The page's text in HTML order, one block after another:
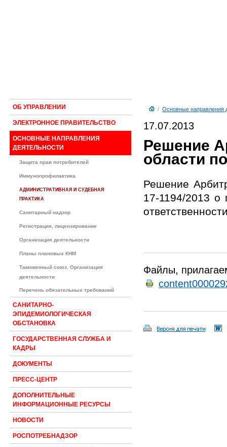
ОБ УПРАВЛЕНИИ
ЭЛЕКТРОННОЕ ПРАВИТЕЛЬСТВО
ОСНОВНЫЕ НАПРАВЛЕНИЯ
ДЕЯТЕЛЬНОСТИ
Защита прав потребителей
Иммунопрофилактика
АДМИНИСТРАТИВНАЯ И СУДЕБНАЯ
ПРАКТИКА
Санитарный надзор
Регистрация, лицензирование
Организация деятельности
Планы плановых КНМ
Таможенный союз. Организация
деятельности
Перечень обязательных требований
САНИТАРНО-
ЭПИДЕМИОЛОГИЧЕСКАЯ
ОБСТАНОВКА
ГОСУДАРСТВЕННАЯ СЛУЖБА И
КАДРЫ
ДОКУМЕНТЫ
ПРЕСС-ЦЕНТР
ДОПОЛНИТЕЛЬНЫЕ
ИНФОРМАЦИОННЫЕ РЕСУРСЫ
НОВОСТИ
РОСПОТРЕБНАДЗОР
/ Основные направления
17.07.2013
Решение
области
Решение
17-1194/2013 о
Файлы,